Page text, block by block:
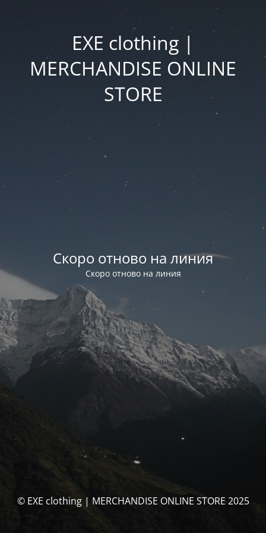
EXE clothing |
MERCHANDISE ONLINE
STORE
Скоро отново на линия
Скоро отново на линия
© EXE clothing | MERCHANDISE ONLINE STORE 2025